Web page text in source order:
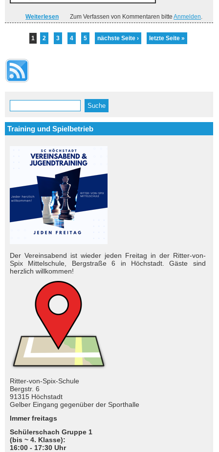
Weiterlesen über Erneuter Doppelaufstieg in der Quarantäneliga
Zum Verfassen von Kommentaren bitteAnmelden.
Seiten1 2 3 4 5 nächste Seite › letzte Seite »
Suchformular
Suche
Training und Spielbetrieb
Der Vereinsabend ist wieder jeden Freitag in der Ritter-von-
Spix Mittelschule, Bergstraße 6 in Höchstadt. Gäste sind
herzlich will­kom­men!
Ritter-von-Spix-Schule
Bergstr. 6
91315 Höchstadt
Gelber Eingang gegenüber der Sporthalle
Immer freitags
Schülerschach Gruppe 1
(bis ~ 4. Klasse):
16:00 - 17:30 Uhr